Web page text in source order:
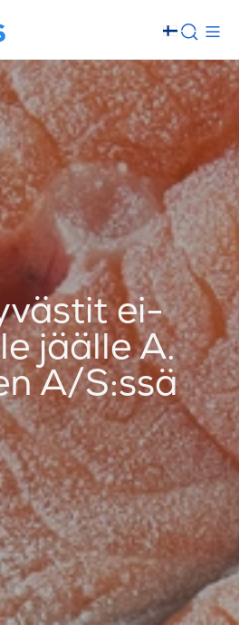
ei-
jäälle A.
A/S:ssä